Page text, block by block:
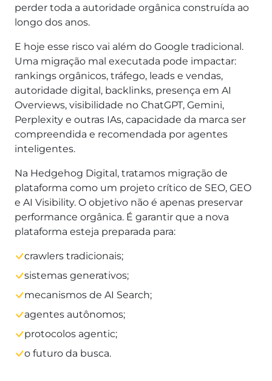
perder toda a autoridade orgânica construída ao
longo dos anos.
E hoje esse risco vai além do Google tradicional.
Uma migração mal executada pode impactar:
rankings orgânicos, tráfego, leads e vendas,
autoridade digital, backlinks, presença em AI
Overviews, visibilidade no ChatGPT, Gemini,
Perplexity e outras IAs, capacidade da marca ser
compreendida e recomendada por agentes
inteligentes.
Na Hedgehog Digital, tratamos migração de
plataforma como um projeto crítico de SEO, GEO
e AI Visibility. O objetivo não é apenas preservar
performance orgânica. É garantir que a nova
plataforma esteja preparada para:
crawlers tradicionais;
sistemas generativos;
mecanismos de AI Search;
agentes autônomos;
protocolos agentic;
o futuro da busca.